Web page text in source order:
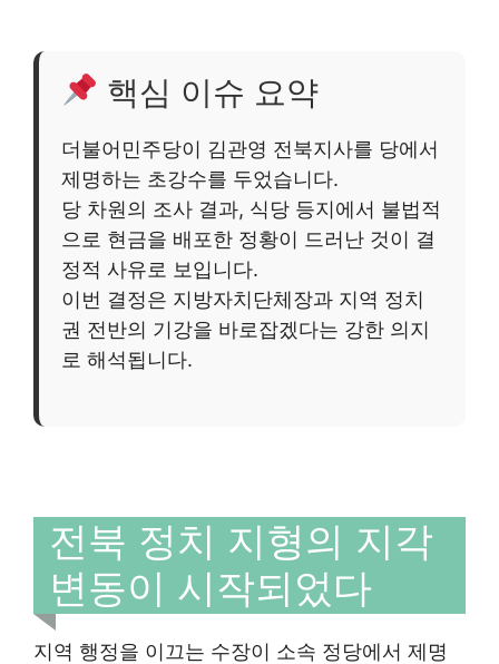
핵심 이슈 요약
더불어민주당이 김관영 전북지사를 당에서
제명하는 초강수를 두었습니다.
당 차원의 조사 결과, 식당 등지에서 불법적
으로 현금을 배포한 정황이 드러난 것이 결
정적 사유로 보입니다.
이번 결정은 지방자치단체장과 지역 정치
권 전반의 기강을 바로잡겠다는 강한 의지
로 해석됩니다.
전북 정치 지형의 지각
변동이 시작되었다
지역 행정을 이끄는 수장이 소속 정당에서 제명